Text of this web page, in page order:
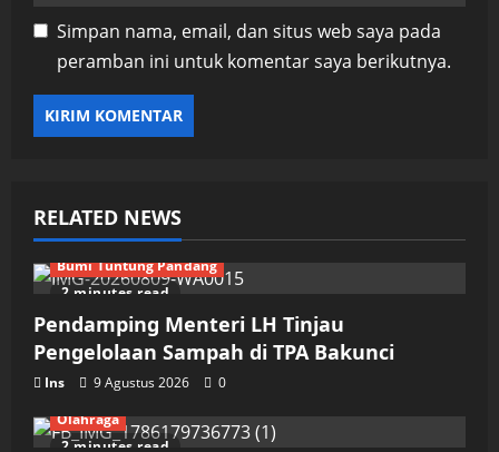
Simpan nama, email, dan situs web saya pada
peramban ini untuk komentar saya berikutnya.
RELATED NEWS
2 minutes read
Bumi Tuntung Pandang
Pendamping Menteri LH Tinjau
Pengelolaan Sampah di TPA Bakunci
Ins 9 Agustus 2026 0
2 minutes read
Olahraga